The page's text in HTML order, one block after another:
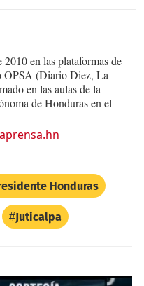
en las plataformas de
OPSA (Diario Diez, La
en las aulas de la
de Honduras en el
Honduras
Juticalpa